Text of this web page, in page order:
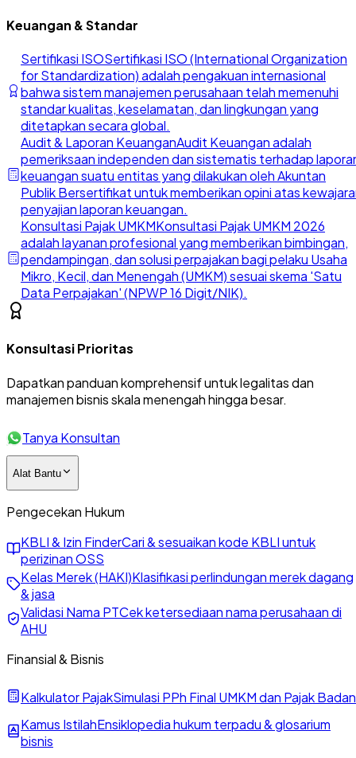
Keuangan & Standar
Sertifikasi ISOSertifikasi ISO (International Organization
for Standardization) adalah pengakuan internasional
bahwa sistem manajemen perusahaan telah memenuhi
standar kualitas, keselamatan, dan lingkungan yang
ditetapkan secara global.
Audit & Laporan KeuanganAudit Keuangan adalah
pemeriksaan independen dan sistematis terhadap
keuangan suatu entitas yang dilakukan oleh Akuntan
Publik Bersertifikat untuk memberikan opini atas
penyajian laporan keuangan.
Konsultasi Pajak UMKMKonsultasi Pajak UMKM 2026
adalah layanan profesional yang memberikan bimbingan,
pendampingan, dan solusi perpajakan bagi pelaku Usaha
Mikro, Kecil, dan Menengah (UMKM) sesuai skema 'Satu
Data Perpajakan' (NPWP 16 Digit/NIK).
Konsultasi Prioritas
Dapatkan panduan komprehensif untuk legalitas dan
manajemen bisnis skala menengah hingga besar.
Tanya Konsultan
Alat Bantu
Pengecekan Hukum
KBLI & Izin FinderCari & sesuaikan kode KBLI untuk
perizinan OSS
Kelas Merek (HAKI)Klasifikasi perlindungan merek dagang
& jasa
Validasi Nama PTCek ketersediaan nama perusahaan di
AHU
Finansial & Bisnis
Kalkulator PajakSimulasi PPh Final UMKM dan Pajak Badan
Kamus IstilahEnsiklopedia hukum terpadu & glosarium
bisnis